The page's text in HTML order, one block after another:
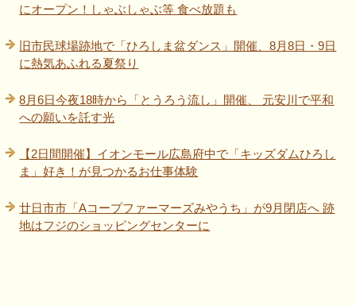
にオープン！しゃぶしゃぶ等 食べ放題も
旧市民球場跡地で「ひろしま盆ダンス」開催、8月8日・9日
に熱気あふれる夏祭り
8月6日今夜18時から「とうろう流し」開催、 元安川で平和
への願いを託す光
【2日間開催】イオンモール広島府中で「キッズダムひろし
ま」好き！が見つかるお仕事体験
廿日市市「Aコープファーマーズみやうち」が9月閉店へ 跡
地はフジのショッピングセンターに